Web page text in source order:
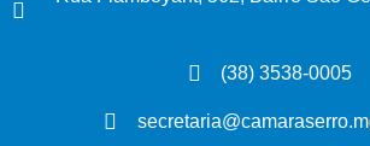
(38) 3538-0005